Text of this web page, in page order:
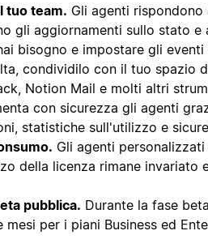
tuo team. Gli agenti rispondono
gli aggiornamenti sullo stato e
bisogno e impostare gli eventi
condividilo con il tuo spazio
Notion Mail e molti altri
con sicurezza gli agenti
statistiche sull'utilizzo e
Gli agenti
della licenza rimane invariato
pubblica. Durante la fase
per i piani Business ed